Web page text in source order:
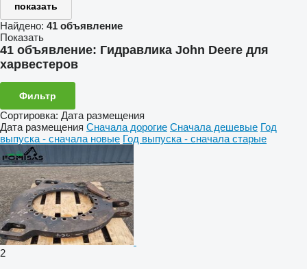
показать
Найдено: 41 объявление
Показать
41 объявление: Гидравлика John Deere для
харвестеров
Фильтр
Сортировка: Дата размещения
Дата размещения Сначала дорогие Сначала дешевые Год
выпуска - сначала новые Год выпуска - сначала старые
2